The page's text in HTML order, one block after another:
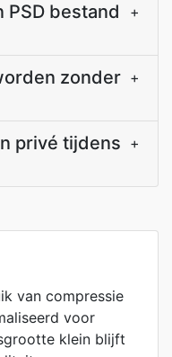
PSD bestand
+
zonder +
privé tijdens +
van compressie
voor
klein blijft